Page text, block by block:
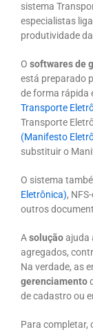
sistema
especialistas
produtividade
O softwares de
está preparado
de forma rápida
Transporte
Transporte
(Manifesto
substituir o
O sistema
Eletrônica),
outros
Asoluçãoajuda
agregados,
Na verdade, as
gerenciamento
de cadastro ou
Para completar,